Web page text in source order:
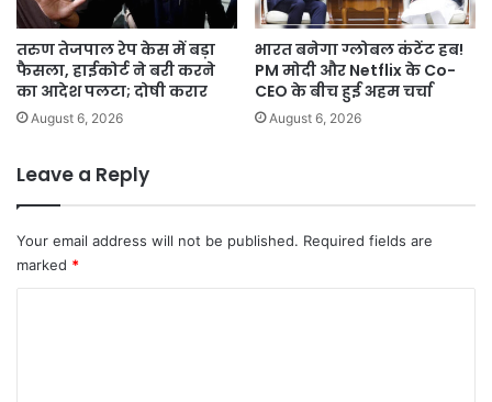
तरुण तेजपाल रेप केस में बड़ा
फैसला, हाईकोर्ट ने बरी करने
का आदेश पलटा; दोषी करार
August 6, 2026
भारत बनेगा ग्लोबल कंटेंट हब!
PM मोदी और Netflix के Co-
CEO के बीच हुई अहम चर्चा
August 6, 2026
Leave a Reply
Your email address will not be published. Required fields are
marked *